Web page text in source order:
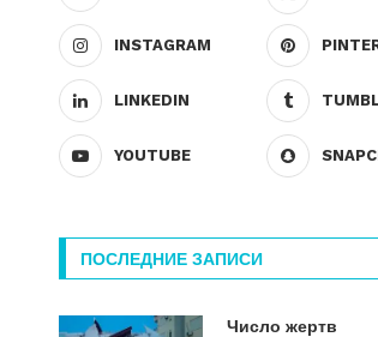
INSTAGRAM
LINKEDIN
YOUTUBE
ПОСЛЕДНИЕ ЗАПИСИ
Число жертв